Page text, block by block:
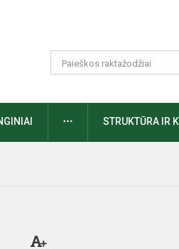
DAUGIAUSTRUKTŪRA IR